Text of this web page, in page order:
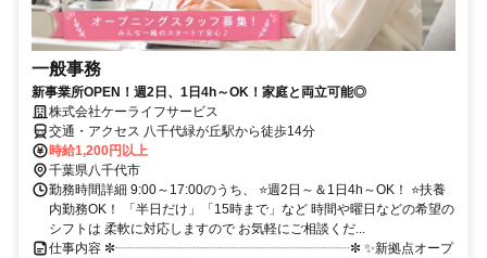
一般事務
新事業所OPEN！週2日、1日4h～OK！家庭と両立可能◎
株式会社ケーライフサービス
交通・アクセス 八千代緑が丘駅から徒歩14分
時給1,200円以上
千葉県八千代市
勤務時間詳細 9:00～17:00のうち、 ⭐週2日～＆1日4h～OK！ ⭐扶養
内勤務OK！ 「半日だけ」「15時まで」など 時間や曜日などの希望の
シフトは 柔軟に対応しますので お気軽にご相談くだ...
仕事内容 ✼┈┈┈┈┈┈┈┈┈┈┈┈┈┈┈┈┈┈✼ ✨新拠点オープ